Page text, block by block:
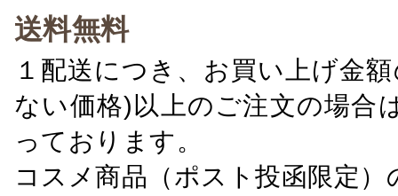
送料無料
１配送につき、お買い上げ金
ない価格)以上のご注文の場合
っております。
コスメ商品（ポスト投函限定